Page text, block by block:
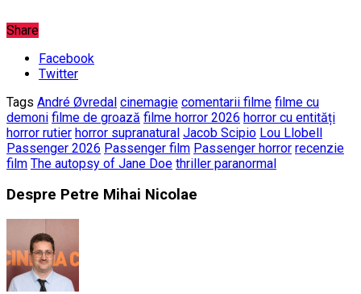
Share
Facebook
Twitter
Tags André Øvredal cinemagie comentarii filme filme cu
demoni filme de groază filme horror 2026 horror cu entități
horror rutier horror supranatural Jacob Scipio Lou Llobell
Passenger 2026 Passenger film Passenger horror recenzie
film The autopsy of Jane Doe thriller paranormal
Despre Petre Mihai Nicolae